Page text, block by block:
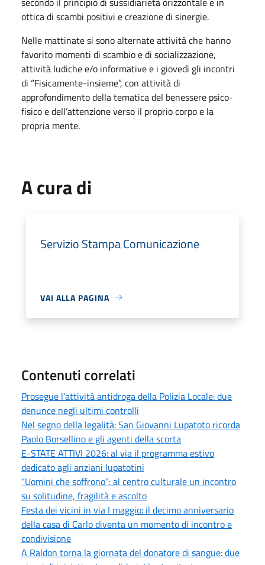
ottica di scambi positivi e creazione di sinergie.
Nelle mattinate si sono alternate attività che hanno
favorito momenti di scambio e di socializzazione,
attività ludiche e/o informative e i giovedì gli incontri
di “Fisicamente-insieme”, con attività di
approfondimento della tematica del benessere psico-
fisico e dell’attenzione verso il proprio corpo e la
propria mente.
A cura di
Servizio Stampa Comunicazione
VAI ALLA PAGINA
Contenuti correlati
Prosegue l’attività antidroga della Polizia Locale: due
denunce negli ultimi controlli
Nel segno della legalità: San Giovanni Lupatoto ricorda
Paolo Borsellino e gli agenti della scorta
E-STATE ATTIVI 2026: al via il programma estivo
dedicato agli anziani lupatotini
“Uomini che soffrono”: al centro culturale un incontro
su solitudine, fragilità e ascolto
Festa dei vicini in via I maggio: il decimo anniversario
della casa di Carlo diventa un momento di incontro e
condivisione
A Raldon torna la giornata del donatore di sangue: due